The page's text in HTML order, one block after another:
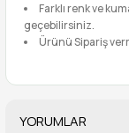
Farklı renk ve
geçebilirsiniz.
Ürünü Sipariş
YORUMLAR